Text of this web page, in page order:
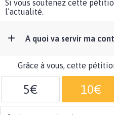
Si vous soutenez cette
l’actualité.
A quoi va servir ma
Grâce à vous, cette
5€ 10€